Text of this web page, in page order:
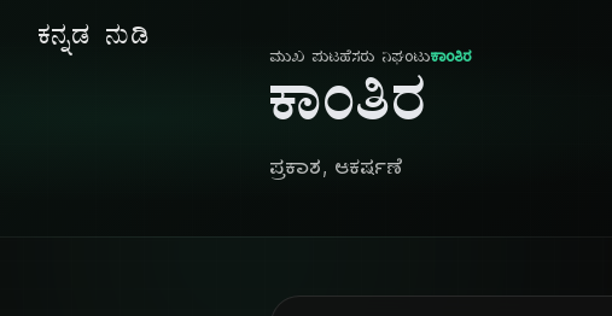
ಕನ್ನಡ ನುಡಿ
ಮುಖ ಪುಟಹೆಸರು ನಿಘಂಟುಕಾಂತಿರ
ಕಾಂತಿರ
ಪ್ರಕಾಶ, ಆಕರ್ಷಣೆ